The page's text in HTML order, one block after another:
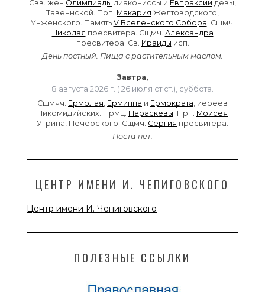
Свв. жен Олимпиады диакониссы и Евпраксии девы,
Тавеннской. Прп. Макария Желтоводского,
Унженского. Память V Вселенского Собора. Сщмч.
Николая пресвитера. Сщмч. Александра
пресвитера. Св. Ираиды исп.
День постный. Пища с растительным маслом.
Завтра,
8 августа 2026 г. ( 26 июля ст.ст.), суббота.
Сщмчч. Ермолая, Ермиппа и Ермократа, иереев
Никомидийских. Прмц. Параскевы. Прп. Моисея
Угрина, Печерского. Сщмч. Сергия пресвитера.
Поста нет.
ЦЕНТР ИМЕНИ И. ЧЕПИГОВСКОГО
Центр имени И. Чепиговского
ПОЛЕЗНЫЕ ССЫЛКИ